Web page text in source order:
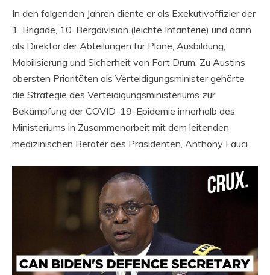
In den folgenden Jahren diente er als Exekutivoffizier der
1. Brigade, 10. Bergdivision (leichte Infanterie) und dann
als Direktor der Abteilungen für Pläne, Ausbildung,
Mobilisierung und Sicherheit von Fort Drum. Zu Austins
obersten Prioritäten als Verteidigungsminister gehörte
die Strategie des Verteidigungsministeriums zur
Bekämpfung der COVID-19-Epidemie innerhalb des
Ministeriums in Zusammenarbeit mit dem leitenden
medizinischen Berater des Präsidenten, Anthony Fauci.